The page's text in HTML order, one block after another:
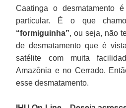
Caatinga o desmatamento
particular. É o que
“formiguinha”, ou seja, não
de desmatamento que é
satélite com muita
Amazônia e no Cerrado.
esse desmatamento.